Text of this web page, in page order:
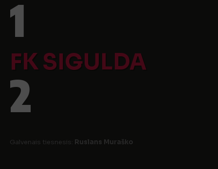
1
FK SIGULDA
2
Galvenais tiesnesis: Ruslans Muraško